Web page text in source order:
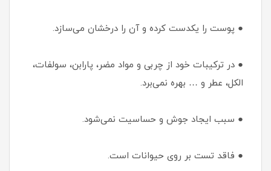
● پوست را یکدست کرده و آن را درخشان می‌سازد.
● در ترکیبات خود از چربی و مواد مضر، پارابن، سولفات،
الکل، عطر و … بهره نمی‌برد.
● سبب ایجاد جوش و حساسیت نمی‌شود.
● فاقد تست بر روی حیوانات است.